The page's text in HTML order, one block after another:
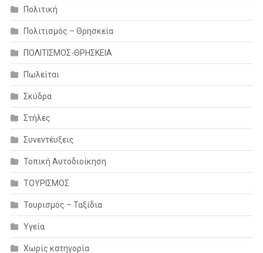
Πολιτική
Πολιτισμός – Θρησκεία
ΠΟΛΙΤΙΣΜΟΣ-ΘΡΗΣΚΕΙΑ
Πωλείται
Σκύδρα
Στήλες
Συνεντέυξεις
Τοπική Αυτοδιοίκηση
ΤΟΥΡΙΣΜΟΣ
Τουρισμός – Ταξίδια
Υγεία
Χωρίς κατηγορία